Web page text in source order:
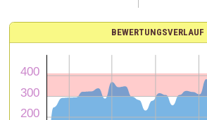
BEWERTUNGSVERLAUF